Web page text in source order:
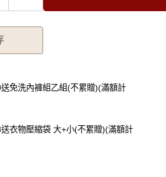
輕吻 蕾絲低腰包臀內褲
加倍 透膚不滑落絲襪
免洗內褲組乙組(不累贈)(滿額計
衣物壓縮袋 大+小(不累贈)(滿額計